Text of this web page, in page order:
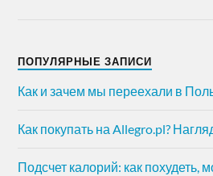
ПОПУЛЯРНЫЕ ЗАПИСИ
Как и зачем мы переехали в
Как покупать на Allegro.pl?
Подсчет калорий: как похудеть,